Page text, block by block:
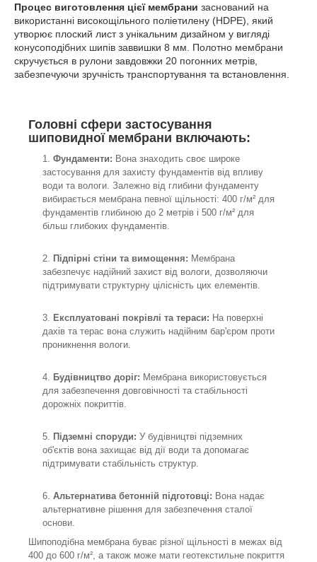
Процес виготовлення цієї мембрани заснований на
використанні високощільного поліетилену (HDPE), який
утворює плоский лист з унікальним дизайном у вигляді
конусоподібних шипів заввишки 8 мм. Полотно мембрани
скручується в рулони завдовжки 20 погонних метрів,
забезпечуючи зручність транспортування та встановлення.
Головні сфери застосування
шиповидної мембрани включають:
Фундаменти: Вона знаходить своє широке
застосування для захисту фундаментів від впливу
води та вологи. Залежно від глибини фундаменту
вибирається мембрана певної щільності: 400 г/м² для
фундаментів глибиною до 2 метрів і 500 г/м² для
більш глибоких фундаментів.
Підпірні стіни та вимощення: Мембрана
забезпечує надійний захист від вологи, дозволяючи
підтримувати структурну цілісність цих елементів.
Експлуатовані покрівлі та тераси: На поверхні
дахів та терас вона служить надійним бар'єром проти
проникнення вологи.
Будівництво доріг: Мембрана використовується
для забезпечення довговічності та стабільності
дорожніх покриттів.
Підземні споруди: У будівництві підземних
об'єктів вона захищає від дії води та допомагає
підтримувати стабільність структур.
Альтернатива бетонній підготовці: Вона надає
альтернативне рішення для забезпечення сталої
основи.
Шипоподібна мембрана буває різної щільності в межах від
400 до 600 г/м², а також може мати геотекстильне покриття